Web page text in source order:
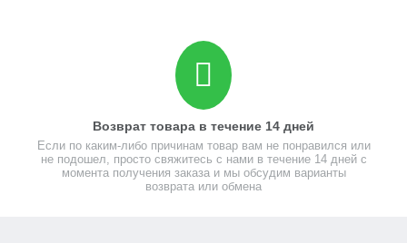
Возврат товара в течение 14 дней
Если по каким-либо причинам товар вам не понравился или
не подошел, просто свяжитесь с нами в течение 14 дней с
момента получения заказа и мы обсудим варианты
возврата или обмена